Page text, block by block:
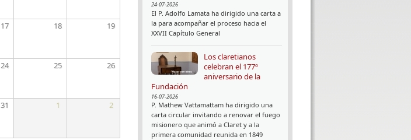
17 18 19
24 25 26
31 1 2
24-07-2026
El P. Adolfo Lamata ha dirigido una carta a
la para acompañar el proceso hacia el
XXVII Capítulo General
Los claretianos
celebran el 177º
aniversario de la
Fundación
16-07-2026
P. Mathew Vattamattam ha dirigido una
carta circular invitando a renovar el fuego
misionero que animó a Claret y a la
primera comunidad reunida en 1849